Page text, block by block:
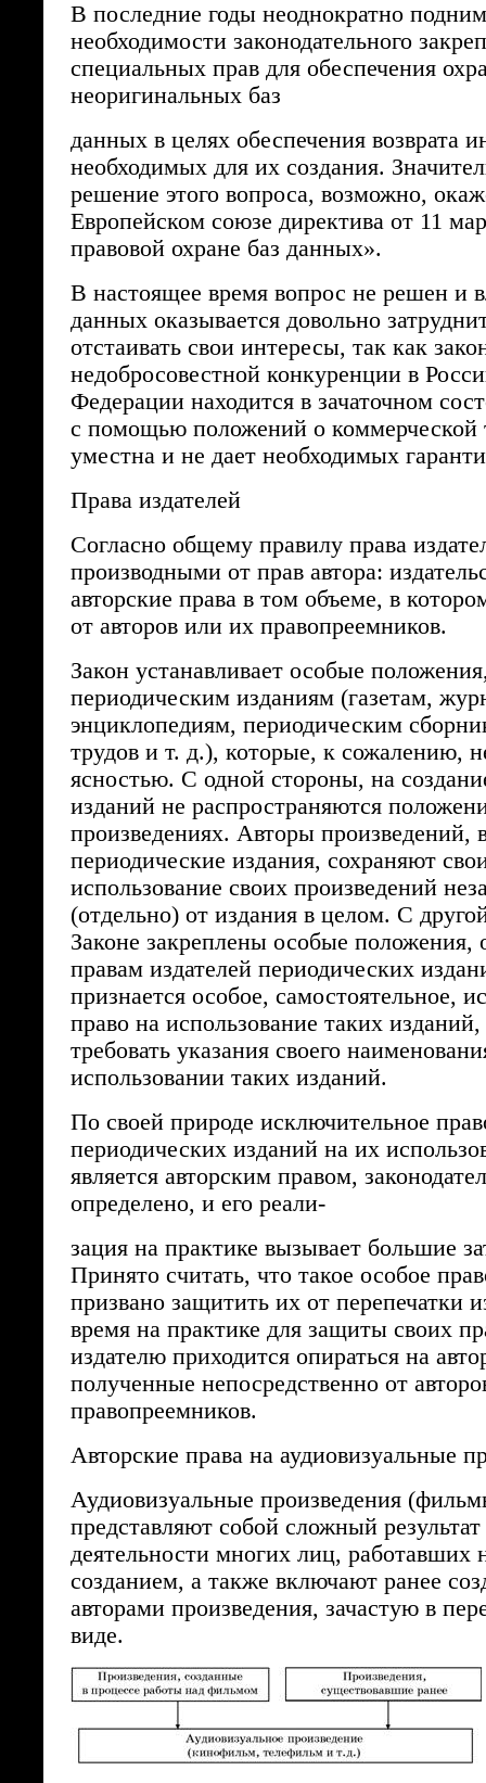
В последние годы неоднократно
необходимости законодательного
специальных прав для обеспечения
неоригинальных баз
данных в целях обеспечения возврата
необходимых для их создания.
решение этого вопроса, возможно,
Европейском союзе директива от 11
правовой охране баз данных».
В настоящее время вопрос не решен и
данных оказывается довольно
отстаивать свои интересы, так как
недобросовестной конкуренции в
Федерации находится в зачаточном
с помощью положений о коммерческой
уместна и не дает необходимых
Права издателей
Согласно общему правилу права
производными от прав автора:
авторские права в том объеме, в
от авторов или их правопреемников.
Закон устанавливает особые
периодическим изданиям (газетам,
энциклопедиям, периодическим
трудов и т. д.), которые, к сожалению,
ясностью. С одной стороны, на
изданий не распространяются
произведениях. Авторы произведений,
периодические издания, сохраняют
использование своих произведений
(отдельно) от издания в целом. С
Законе закреплены особые положения,
правам издателей периодических
признается особое, самостоятельное,
право на использование таких
требовать указания своего
использовании таких изданий.
По своей природе исключительное
периодических изданий на их
является авторским правом,
определено, и его реали-
зация на практике вызывает большие
Принято считать, что такое особое
призвано защитить их от перепечатки
время на практике для защиты своих
издателю приходится опираться на
полученные непосредственно от
правопреемников.
Авторские права на аудиовизуальные
Аудиовизуальные произведения
представляют собой сложный результат
деятельности многих лиц, работавших
созданием, а также включают ранее
авторами произведения, зачастую в
виде.